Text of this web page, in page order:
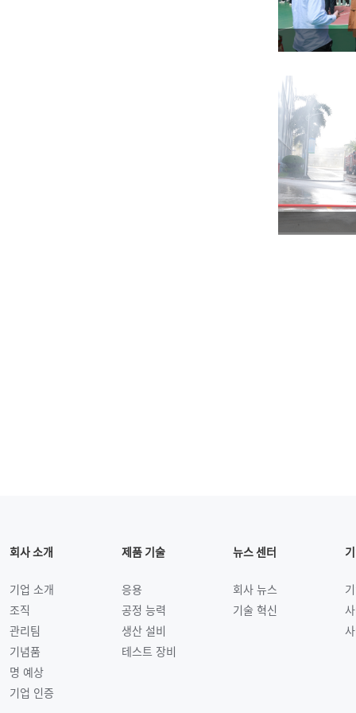
회사 소개
기업 소개
조직
관리팀
기념품
명 예상
기업 인증
제품 기술
응용
공정 능력
생산 설비
테스트 장비
뉴스 센터
회사 뉴스
기술 혁신